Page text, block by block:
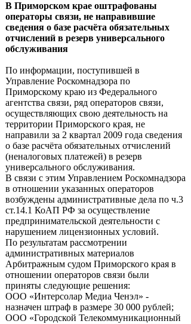
В Приморском крае оштрафованы
операторы связи, не направившие
сведения о базе расчёта обязательных
отчислений в резерв универсального
обслуживания
По информации, поступившей в
Управление Роскомнадзора по
Приморскому краю из Федерального
агентства связи, ряд операторов связи,
осуществляющих свою деятельность на
территории Приморского края, не
направили за 2 квартал 2009 года сведения
о базе расчёта обязательных отчислений
(неналоговых платежей) в резерв
универсального обслуживания.
В связи с этим Управлением Роскомнадзора
в отношении указанных операторов
возбуждены административные дела по ч.3
ст.14.1 КоАП РФ за осуществление
предпринимательской деятельности с
нарушением лицензионных условий.
По результатам рассмотрении
административных материалов
Арбитражным судом Приморского края в
отношении операторов связи были
приняты следующие решения:
ООО «Интерсолар Медиа Ченэл» -
назначен штраф в размере 30 000 рублей;
ООО «Городской Телекоммуникационный